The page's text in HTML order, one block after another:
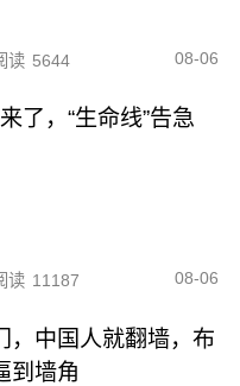
读 5644 08-06
了，“生命线”告急
读 11187 08-06
，中国人就翻墙，布
到墙角